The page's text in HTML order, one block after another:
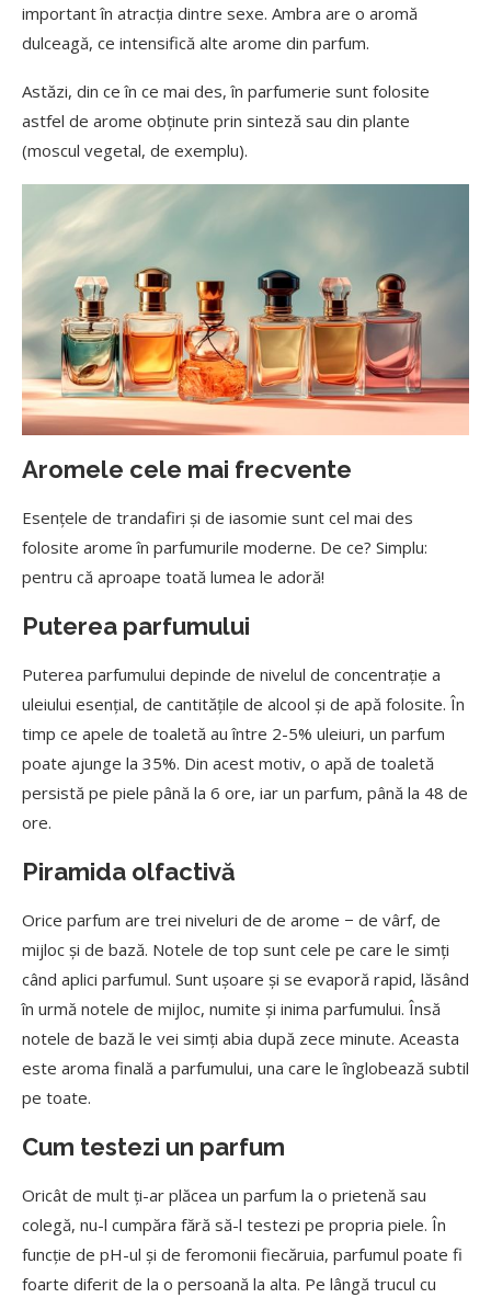
important în atracția dintre sexe. Ambra are o aromă
dulceagă, ce intensifică alte arome din parfum.
Astăzi, din ce în ce mai des, în parfumerie sunt folosite
astfel de arome obținute prin sinteză sau din plante
(moscul vegetal, de exemplu).
Aromele cele mai frecvente
Esențele de trandafiri și de iasomie sunt cel mai des
folosite arome în parfumurile moderne. De ce? Simplu:
pentru că aproape toată lumea le adoră!
Puterea parfumului
Puterea parfumului depinde de nivelul de concentrație a
uleiului esențial, de cantitățile de alcool și de apă folosite. În
timp ce apele de toaletă au între 2-5% uleiuri, un parfum
poate ajunge la 35%. Din acest motiv, o apă de toaletă
persistă pe piele până la 6 ore, iar un parfum, până la 48 de
ore.
Piramida olfactivă
Orice parfum are trei niveluri de de arome − de vârf, de
mijloc și de bază. Notele de top sunt cele pe care le simți
când aplici parfumul. Sunt ușoare și se evaporă rapid, lăsând
în urmă notele de mijloc, numite și inima parfumului. Însă
notele de bază le vei simți abia după zece minute. Aceasta
este aroma finală a parfumului, una care le înglobează subtil
pe toate.
Cum testezi un parfum
Oricât de mult ți-ar plăcea un parfum la o prietenă sau
colegă, nu-l cumpăra fără să-l testezi pe propria piele. În
funcție de pH-ul și de feromonii fiecăruia, parfumul poate fi
foarte diferit de la o persoană la alta. Pe lângă trucul cu